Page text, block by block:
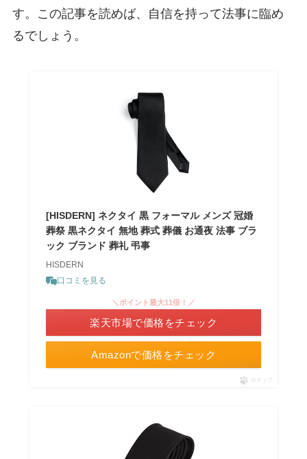
す。この記事を読めば、自信を持って法事に臨め
るでしょう。
[HISDERN] ネクタイ 黒 フォーマル メンズ 冠婚
葬祭 黒ネクタイ 無地 葬式 葬儀 お通夜 法事 ブラ
ック ブランド 葬礼 弔事
HISDERN
口コミを見る
Amazonで価格をチェック
＼ポイント最大11倍！／
楽天市場で価格をチェック
ポチップ